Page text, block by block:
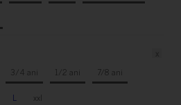
3/4 ani 1/2 ani
7/8 ani
L xxl